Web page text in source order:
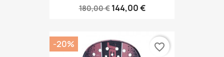
180,00 € 144,00 €
-20% favorite_border